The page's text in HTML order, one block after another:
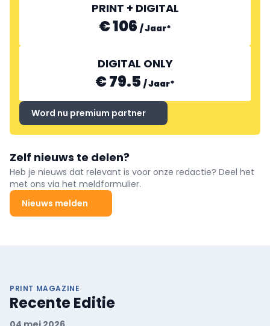
PRINT + DIGITAL
€ 106 /Jaar*
DIGITAL ONLY
€ 79.5 /Jaar*
Word nu premium partner
Zelf nieuws te delen?
Heb je nieuws dat relevant is voor onze redactie? Deel het
met ons via het meldformulier.
Nieuws melden
PRINT MAGAZINE
Recente Editie